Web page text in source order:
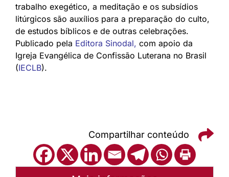
trabalho exegético, a meditação e os subsídios
litúrgicos são auxílios para a preparação do culto,
de estudos bíblicos e de outras celebrações.
Publicado pela Editora Sinodal, com apoio da
Igreja Evangélica de Confissão Luterana no Brasil
(IECLB).
Compartilhar conteúdo